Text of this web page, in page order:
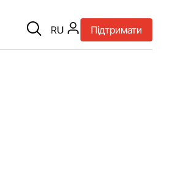
RU Підтримати